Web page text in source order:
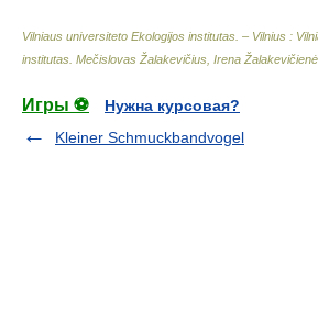
Vilniaus universiteto Ekologijos institutas. – Vilnius :
institutas Mečislovas Žalakevičius, Irena Žalakevičienė
Игры ⚽
Нужна курсовая?
Kleiner Schmuckbandvogel